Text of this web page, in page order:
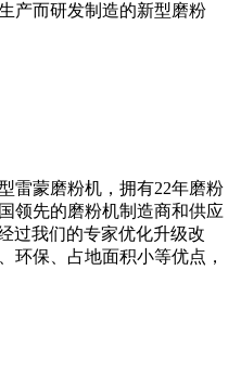
产而研发制造的新型磨粉
雷蒙磨粉机，拥有22年磨粉
领先的磨粉机制造商和供应
过我们的专家优化升级改
环保、占地面积小等优点，